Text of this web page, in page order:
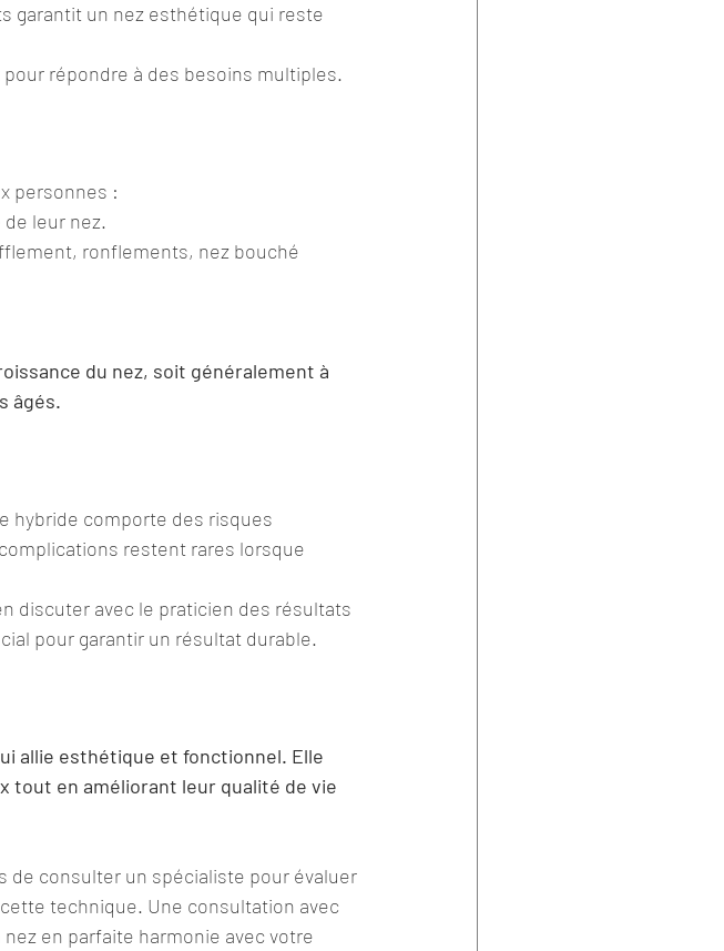
garantit un nez esthétique qui reste
répondre à des besoins multiples.
personnes :
leur nez.
ronflements, nez bouché
du nez, soit généralement à
âgés.
hybride comporte des risques
restent rares lorsque
discuter avec le praticien des résultats
pour garantir un résultat durable.
allie esthétique et fonctionnel. Elle
tout en améliorant leur qualité de vie
de consulter un spécialiste pour évaluer
technique. Une consultation avec
en parfaite harmonie avec votre